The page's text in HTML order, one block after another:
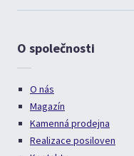
O společnosti
O nás
Magazín
Kamenná prodejna
Realizace posiloven